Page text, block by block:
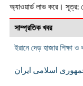
অ্যাওয়ার্ড লাভ করে। সূত্র:
সাম্প্রতিক খবর
ইরানে দেড় হাজার শিক্ষা
اسلامی ایران